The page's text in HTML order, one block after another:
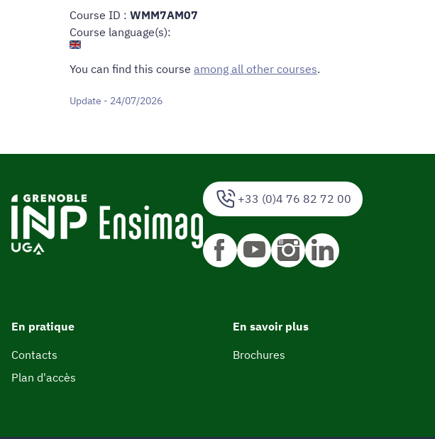
Course ID : WMM7AM07
Course language(s):
You can find this course among all other courses.
Update - 24/07/2026
+33 (0)4 76 82 72 00
En pratique
Contacts
Plan d'accès
En savoir plus
Brochures